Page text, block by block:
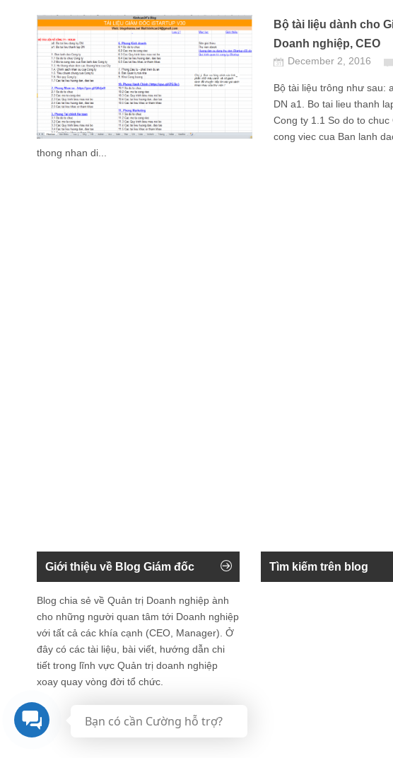
Bộ tài liệu dành cho
Doanh nghiệp, CEO
December 2, 2016
Bộ tài liệu trông như sau:
DN a1. Bo tai lieu thanh
Cong ty 1.1 So do to chuc
cong viec cua Ban lanh
thong nhan di...
Giới thiệu về Blog Giám đốc
Blog chia sẻ về Quản trị Doanh nghiệp ành
cho những người quan tâm tới Doanh nghiệp
với tất cả các khía cạnh (CEO, Manager). Ở
đây có các tài liệu, bài viết, hướng dẫn chi
tiết trong lĩnh vực Quản trị doanh nghiệp
xoay quay vòng đời tổ chức.
Tìm kiếm trên blog
Bạn có cần Cường hỗ trợ?